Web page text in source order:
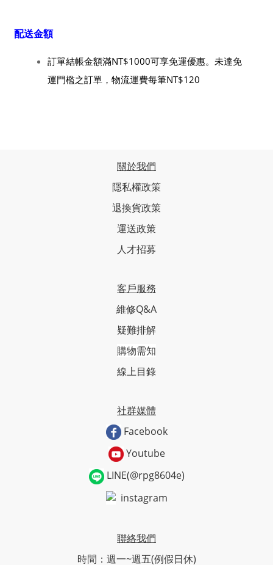
配送金額
訂單結帳金額滿NT$1000可享免運優惠。未達免
運門檻之訂單，物流運費每筆NT$120
關於我們
隱私權政策
退換貨政策
運送政策
人才招募
客戶服務
維修Q&A
疑難排解
購物需知
線上目錄
社群媒體
Facebook
Youtube
LINE(@rpg8604e)
instagram
聯絡我們
時間：週一~週五(例假日休)